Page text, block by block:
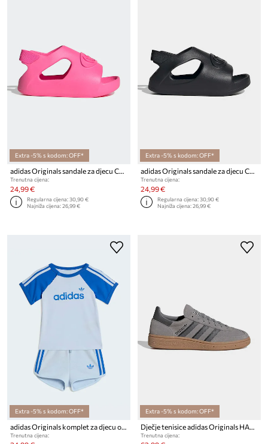
Extra -5% s kodom: OFF*
Trenutna cijena:
24,99 €
Regularna cijena:30,90 €
Najniža cijena:26,99 €
Extra -5% s kodom: OFF*
Trenutna cijena:
24,99 €
Regularna cijena:30,90 €
Najniža cijena:26,99 €
Extra -5% s kodom: OFF*
adidas Originals komplet za djecu od pamuka
Trenutna cijena:
Extra -5% s kodom: OFF*
Dječje tenisice adidas Originals HANDBALL SPEZIAL
Trenutna cijena: